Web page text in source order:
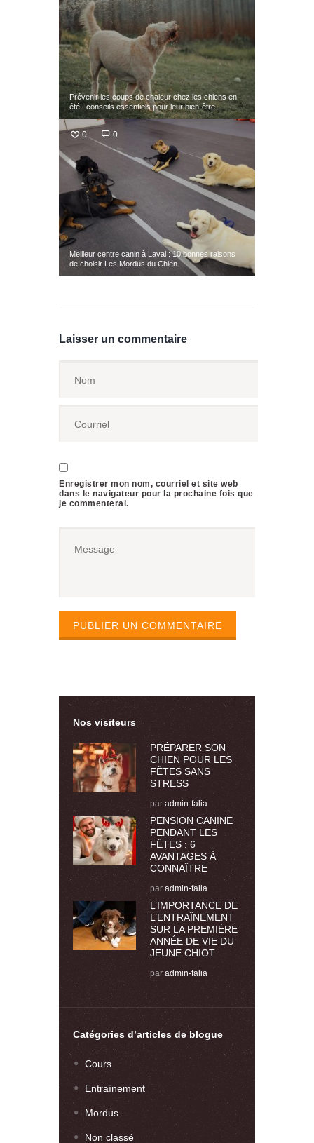
Prévenir les coups de chaleur chez les chiens en
été : conseils essentiels pour leur bien-être
0 0
Meilleur centre canin à Laval : 10 bonnes raisons
de choisir Les Mordus du Chien
Laisser un commentaire
Enregistrer mon nom, courriel et site web
dans le navigateur pour la prochaine fois que
je commenterai.
PUBLIER UN COMMENTAIRE
Nos visiteurs
PRÉPARER SON
CHIEN POUR LES
FÊTES SANS
STRESS
par admin-falia
PENSION CANINE
PENDANT LES
FÊTES : 6
AVANTAGES À
CONNAÎTRE
par admin-falia
L’IMPORTANCE DE
L’ENTRAÎNEMENT
SUR LA PREMIÈRE
ANNÉE DE VIE DU
JEUNE CHIOT
par admin-falia
Catégories d’articles de blogue
Cours
Entraînement
Mordus
Non classé